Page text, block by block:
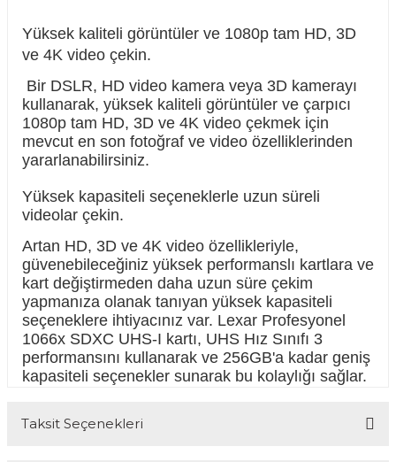
Yüksek kaliteli görüntüler ve 1080p tam HD, 3D
ve 4K video çekin.
Bir DSLR, HD video kamera veya 3D kamerayı
kullanarak, yüksek kaliteli görüntüler ve çarpıcı
1080p tam HD, 3D ve 4K video çekmek için
mevcut en son fotoğraf ve video özelliklerinden
yararlanabilirsiniz.
Yüksek kapasiteli seçeneklerle uzun süreli
videolar çekin.
Artan HD, 3D ve 4K video özellikleriyle,
güvenebileceğiniz yüksek performanslı kartlara ve
kart değiştirmeden daha uzun süre çekim
yapmanıza olanak tanıyan yüksek kapasiteli
seçeneklere ihtiyacınız var. Lexar Profesyonel
1066x SDXC UHS-I kartı, UHS Hız Sınıfı 3
performansını kullanarak ve 256GB'a kadar geniş
kapasiteli seçenekler sunarak bu kolaylığı sağlar.
Taksit Seçenekleri